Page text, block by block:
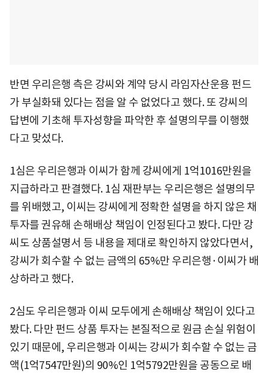
반면 우리은행 측은 강씨와 계약 당시 라임자산운용 펀드
가 부실화돼 있다는 점을 알 수 없었다고 했다. 또 강씨의
답변에 기초해 투자성향을 파악한 후 설명의무를 이행했
다고 맞섰다.
1심은 우리은행과 이씨가 함께 강씨에게 1억1016만원을
지급하라고 판결했다. 1심 재판부는 우리은행은 설명의무
를 위배했고, 이씨는 강씨에게 정확한 설명을 하지 않은 채
투자를 권유해 손해배상 책임이 인정된다고 봤다. 다만 강
씨도 상품설명서 등 내용을 제대로 확인하지 않았다면서,
강씨가 회수할 수 없는 금액의 65%만 우리은행·이씨가 배
상하라고 했다.
2심도 우리은행과 이씨 모두에게 손해배상 책임이 있다고
봤다. 다만 펀드 상품 투자는 본질적으로 원금 손실 위험이
있기 때문에, 우리은행과 이씨는 강씨가 회수할 수 없는 금
액(1억7547만원)의 90%인 1억5792만원을 공동으로 배